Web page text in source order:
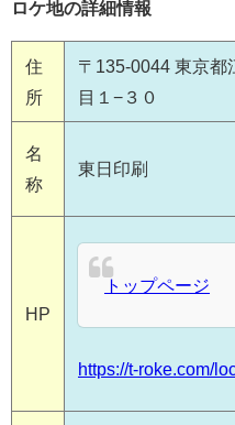
ロケ地の詳細情報
住
所
〒135-0044 東京都
目１−３０
名
称
東日印刷
HP
トップページ
https://t-roke.com/